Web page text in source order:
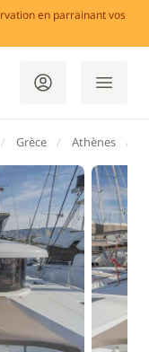
en parrainant vos
Grèce Athènes